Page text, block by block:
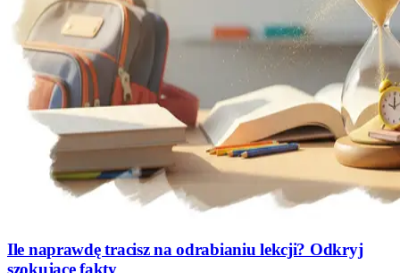
Ile naprawdę tracisz na odrabianiu lekcji? Odkryj
szokujące fakty